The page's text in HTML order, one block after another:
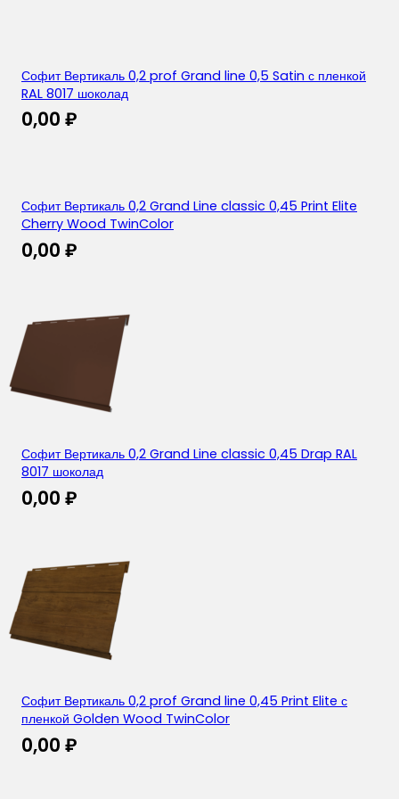
Софит Вертикаль 0,2 prof Grand line 0,5 Satin с пленкой
RAL 8017 шоколад
0,00 ₽
Софит Вертикаль 0,2 Grand Line classic 0,45 Print Elite
Cherry Wood TwinColor
0,00 ₽
Софит Вертикаль 0,2 Grand Line classic 0,45 Drap RAL
8017 шоколад
0,00 ₽
Софит Вертикаль 0,2 prof Grand line 0,45 Print Elite с
пленкой Golden Wood TwinColor
0,00 ₽